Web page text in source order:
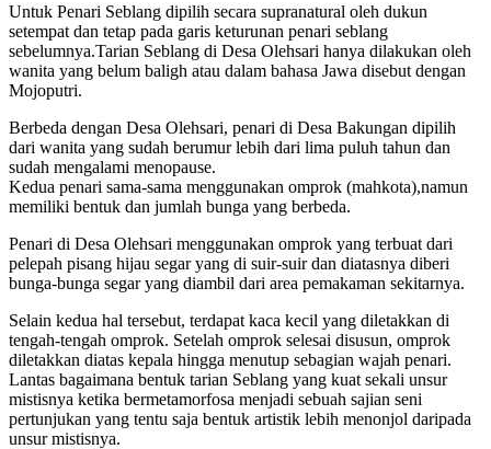
Untuk Penari Seblang dipilih secara supranatural oleh dukun
setempat dan tetap pada garis keturunan penari seblang
sebelumnya.Tarian Seblang di Desa Olehsari hanya dilakukan oleh
wanita yang belum baligh atau dalam bahasa Jawa disebut dengan
Mojoputri.
Berbeda dengan Desa Olehsari, penari di Desa Bakungan dipilih
dari wanita yang sudah berumur lebih dari lima puluh tahun dan
sudah mengalami menopause.
Kedua penari sama-sama menggunakan omprok (mahkota),namun
memiliki bentuk dan jumlah bunga yang berbeda.
Penari di Desa Olehsari menggunakan omprok yang terbuat dari
pelepah pisang hijau segar yang di suir-suir dan diatasnya diberi
bunga-bunga segar yang diambil dari area pemakaman sekitarnya.
Selain kedua hal tersebut, terdapat kaca kecil yang diletakkan di
tengah-tengah omprok. Setelah omprok selesai disusun, omprok
diletakkan diatas kepala hingga menutup sebagian wajah penari.
Lantas bagaimana bentuk tarian Seblang yang kuat sekali unsur
mistisnya ketika bermetamorfosa menjadi sebuah sajian seni
pertunjukan yang tentu saja bentuk artistik lebih menonjol daripada
unsur mistisnya.